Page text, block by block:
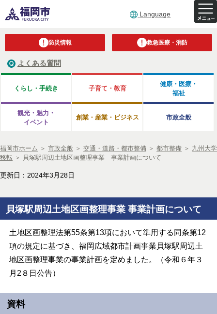
Language
防災情報 救急医療・消防
よくある質問
くらし・手続き 子育て・教育
健康・医療・
福祉
観光・魅力・
イベント
創業・産業・ビジネス 市政全般
福岡市ホーム ＞ 市政全般 ＞ 交通・道路・都市整備 ＞ 都市整備 ＞ 九州大学
移転 ＞ 貝塚駅周辺土地区画整理事業 事業計画について
更新日：2024年3月28日
貝塚駅周辺土地区画整理事業 事業計画について
土地区画整理法第55条第13項において準用する同条第12
項の規定に基づき、福岡広域都市計画事業貝塚駅周辺土
地区画整理事業の事業計画を定めました。（令和６年３
月2８日公告）
資料